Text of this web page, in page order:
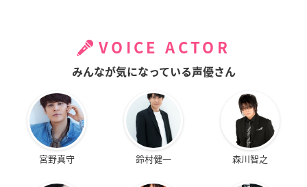
VOICE ACTOR
みんなが気になっている声優さん
宮野真守 鈴村健一 森川智之